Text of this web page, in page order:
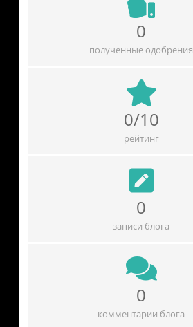
0
полученные одобрения
0/10
рейтинг
0
записи блога
0
комментарии блога